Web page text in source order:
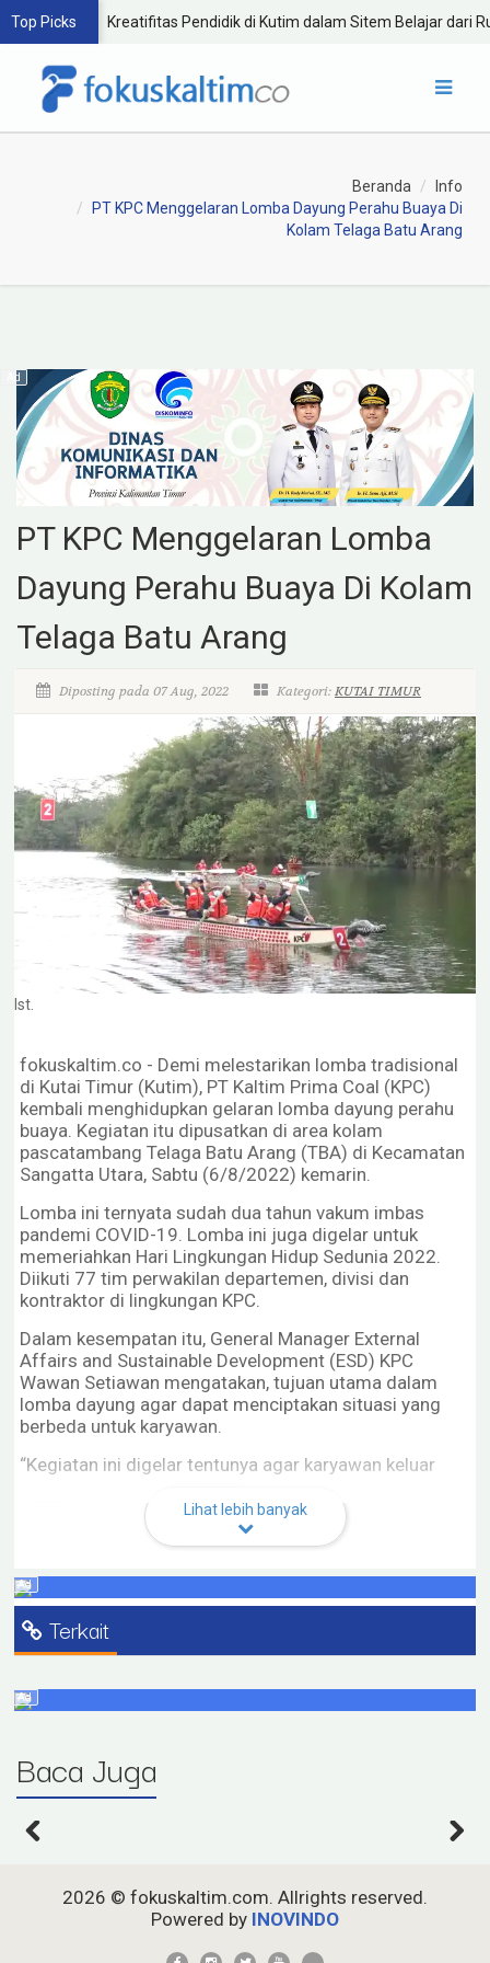
Top Picks Kreatifitas Pendidik di Kutim dalam Sitem Belajar dari
Beranda
Info
PT KPC Menggelaran Lomba Dayung Perahu Buaya Di
Kolam Telaga Batu Arang
PT KPC Menggelaran Lomba
Dayung Perahu Buaya Di Kolam
Telaga Batu Arang
Diposting pada 07 Aug, 2022 Kategori:KUTAI TIMUR
Ist.
fokuskaltim.co - Demi melestarikan lomba tradisional
di Kutai Timur (Kutim), PT Kaltim Prima Coal (KPC)
kembali menghidupkan gelaran lomba dayung perahu
buaya. Kegiatan itu dipusatkan di area kolam
pascatambang Telaga Batu Arang (TBA) di Kecamatan
Sangatta Utara, Sabtu (6/8/2022) kemarin.
Lomba ini ternyata sudah dua tahun vakum imbas
pandemi COVID-19. Lomba ini juga digelar untuk
memeriahkan Hari Lingkungan Hidup Sedunia 2022.
Diikuti 77 tim perwakilan departemen, divisi dan
kontraktor di lingkungan KPC.
Dalam kesempatan itu, General Manager External
Affairs and Sustainable Development (ESD) KPC
Wawan Setiawan mengatakan, tujuan utama dalam
lomba dayung agar dapat menciptakan situasi yang
berbeda untuk karyawan.
“Kegiatan ini digelar tentunya agar karyawan keluar
serta berbagi kebahagiaan bersama,” kata Wawan.
Wawan berharap, kegiatan lomba dayung tersebut bisa
bersemangat dan pada akhirnya bisa lebih produktif di
tempat kerja.
“Kami mengharapkan setelah adanya kegiatan ini,
semangat baru dan lebih produktif lagi,” tegasnya.
dayung perahu buaya ini merupakan salah satu
kegiatan dalam ajang Olimpiade Lingkungan Tahun
2022. Kegiatan ini rutin setiap tahun sebelum pandemi
COVID-19 melanda dunia, termasuk Sangatta. Tahun
kesehatan (prokes) dan standar keselamatan yang
tinggi.
Lihat lebih banyak
Terkait
Baca Juga
2026 © fokuskaltim.com. Allrights reserved.
Powered by